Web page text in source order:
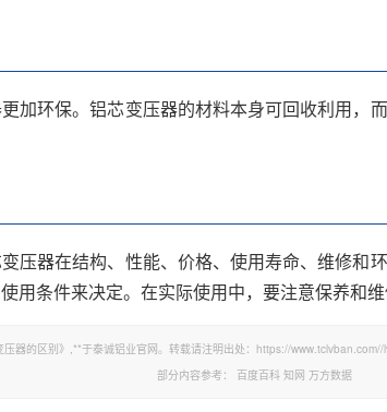
加环保。铝芯变压器的材料本身可回收利用，
压器在结构、性能、价格、使用寿命、维修和
用条件来决定。在实际使用中，要注意保养和维
器的区别》,**于泰诚铝业官网。转载请注明出处：https://
部分内容参考：
百度百科 知网 万方数据